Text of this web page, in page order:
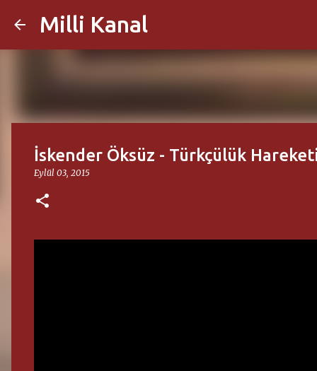
Milli Kanal
İskender Öksüz - Türkçülük Hareketi
Eylül 03, 2015